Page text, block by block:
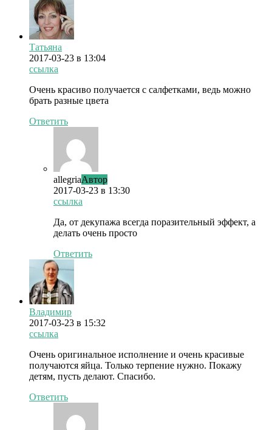
Татьяна
2017-03-23 в 13:04
ссылка
Очень красиво получается с салфетками, ведь можно
брать разные цвета
Ответить
allegriaАвтор
2017-03-23 в 13:30
ссылка
Да, от декупажа всегда поразительный эффект, а
делать очень просто
Ответить
Владимир
2017-03-23 в 15:32
ссылка
Очень оригинальное исполнение и очень красивые
получаются яйца. Только терпение нужно. Покажу
детям, пусть делают. Спасибо.
Ответить